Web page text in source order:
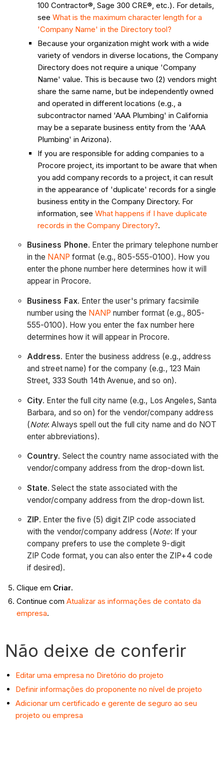
100 Contractor®, Sage 300 CRE®, etc.). For details,
see What is the maximum character length for a
'Company Name' in the Directory tool?
Because your organization might work with a wide
variety of vendors in diverse locations, the Company
Directory does not require a unique 'Company
Name' value. This is because two (2) vendors might
share the same name, but be independently owned
and operated in different locations (e.g., a
subcontractor named 'AAA Plumbing' in California
may be a separate business entity from the 'AAA
Plumbing' in Arizona).
If you are responsible for adding companies to a
Procore project, its important to be aware that when
you add company records to a project, it can result
in the appearance of 'duplicate' records for a single
business entity in the Company Directory. For
information, see What happens if I have duplicate
records in the Company Directory?.
Business Phone. Enter the primary telephone number
in the NANP format (e.g., 805-555-0100). How you
enter the phone number here determines how it will
appear in Procore.
Business Fax. Enter the user's primary facsimile
number using the NANP number format (e.g., 805-
555-0100). How you enter the fax number here
determines how it will appear in Procore.
Address. Enter the business address (e.g., address
and street name) for the company (e.g., 123 Main
Street, 333 South 14th Avenue, and so on).
City. Enter the full city name (e.g., Los Angeles, Santa
Barbara, and so on) for the vendor/company address
(Note: Always spell out the full city name and do NOT
enter abbreviations).
Country. Select the country name associated with the
vendor/company address from the drop-down list.
State. Select the state associated with the
vendor/company address from the drop-down list.
ZIP. Enter the five (5) digit ZIP code associated
with the vendor/company address (Note: If your
company prefers to use the complete 9-digit
ZIP Code format, you can also enter the ZIP+4 code
if desired).
Clique em Criar.
Continue com Atualizar as informações de contato da
empresa.
Não deixe de conferir
Editar uma empresa no Diretório do projeto
Definir informações do proponente no nível de projeto
Adicionar um certificado e gerente de seguro ao seu
projeto ou empresa